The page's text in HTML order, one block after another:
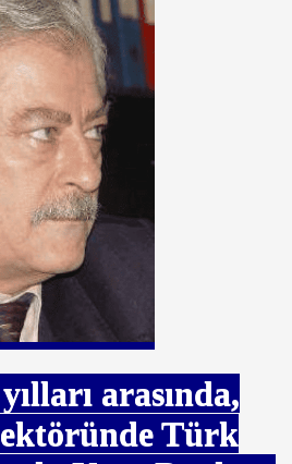
yılları arasında,
Türk